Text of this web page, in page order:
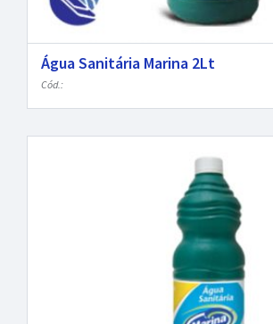
Água Sanitária Marina 2Lt
Cód.: